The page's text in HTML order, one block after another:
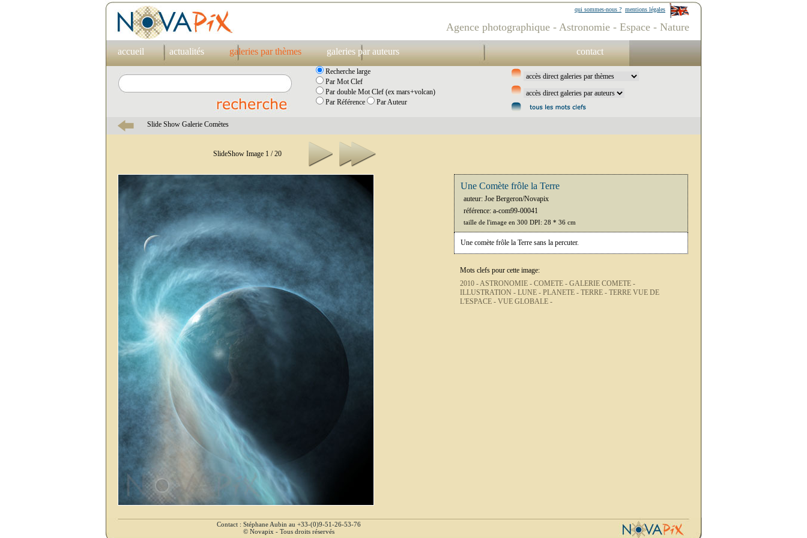
mentions légales
qui sommes-nous ?
Agence photographique - Astronomie - Espace - Nature
accueil actualités galeries par thèmes galeries par auteurs contact
Recherche large
Par Mot Clef
Par double Mot Clef (ex mars+volcan)
Par Référence
Par Auteur
Slide Show Galerie Comètes
SlideShow Image 1 / 20
Une Comète frôle la Terre
auteur: Joe Bergeron/Novapix
référence: a-com99-00041
taille de l'image en 300 DPI: 28 * 36 cm
Une comète frôle la Terre sans la percuter.
Mots clefs pour cette image:
2010 -ASTRONOMIE - COMETE - GALERIE COMETE -
ILLUSTRATION - LUNE - PLANETE - TERRE - TERRE VUE DE
L'ESPACE - VUE GLOBALE -
Contact : Stéphane Aubin au +33-(0)9-51-26-53-76
© Novapix - Tous droits réservés